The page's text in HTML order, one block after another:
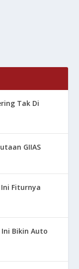
Tak Di
GIIAS
Fiturnya
Ini Bikin Auto